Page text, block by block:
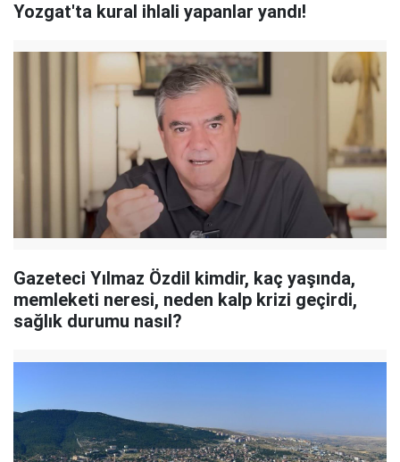
Yozgat'ta kural ihlali yapanlar yandı!
Gazeteci Yılmaz Özdil kimdir, kaç yaşında,
memleketi neresi, neden kalp krizi geçirdi,
sağlık durumu nasıl?